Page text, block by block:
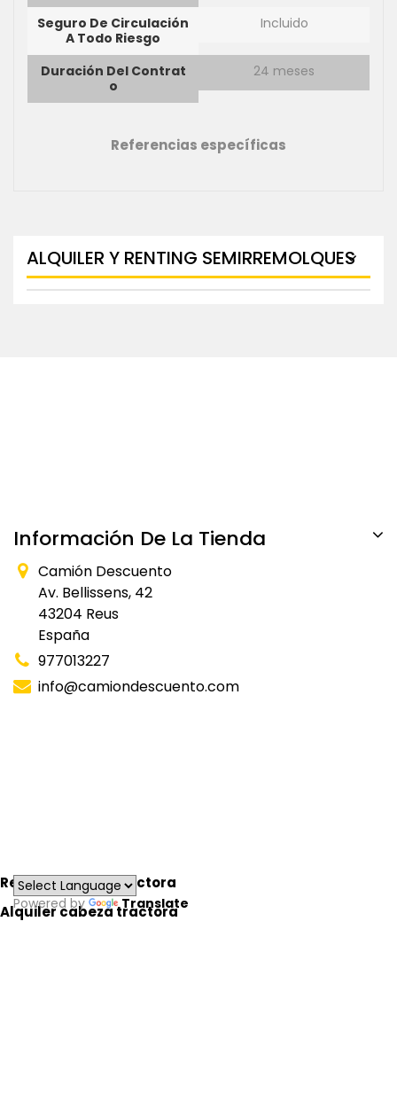
Seguro De Circulación
A Todo Riesgo
Incluido
Duración Del Contrat
O
24 meses
Referencias específicas
ALQUILER Y RENTING SEMIRREMOLQUES
Información De La Tienda
Camión Descuento
Av. Bellissens, 42
43204 Reus
España
977013227
info@camiondescuento.com
Powered by Translate
Renting cabeza tractora
Alquiler cabeza tractora